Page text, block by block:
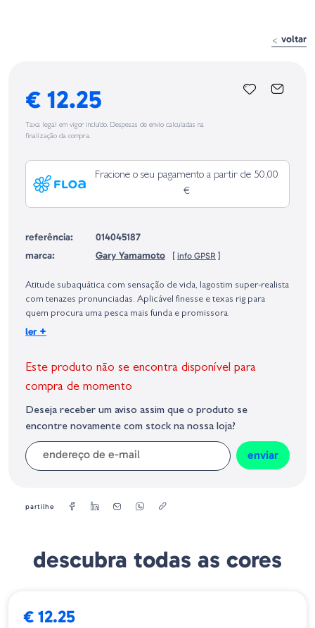
voltar
€ 12.25
Taxa legal em vigor incluído. Despesas de envio calculadas na
finalização da compra.
Fracione o seu pagamento a partir de 50,00
€
referência:
014045187
marca:
Gary Yamamoto [ info GPSR ]
Europeia, dos produtos da marca, conforme requerido no Regulamento
Geral sobre a Segurança dos Produtos (GPSR):
Atitude subaquática com sensação de vida, lagostim super-realista
com tenazes pronunciadas. Aplicável finesse e texas rig para
quem procura uma pesca mais funda e promissora.
O elevado teor de sal impregnado da Gary Yamamoto faz com
Tamanho: 5"
ler +
Este produto não se encontra disponível para
compra de momento
Deseja receber um aviso assim que o produto se
encontre novamente com stock na nossa loja?
enviar
partilhe
descubra todas as cores
€ 12.25